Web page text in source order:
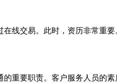
交易。此时，资历非常重
要职责。客户服务人员的